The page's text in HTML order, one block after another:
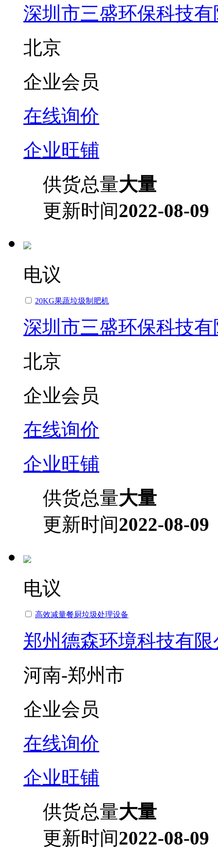
深圳市三盛环保科技
北京
企业会员
在线询价
企业旺铺
供货总量大量
更新时间2022-08-09
电议
20KG果蔬垃圾制肥机
深圳市三盛环保科技
北京
企业会员
在线询价
企业旺铺
供货总量大量
更新时间2022-08-09
电议
高效减量餐厨垃圾处理设备
郑州德森环境科技有限
河南-郑州市
企业会员
在线询价
企业旺铺
供货总量大量
更新时间2022-08-09